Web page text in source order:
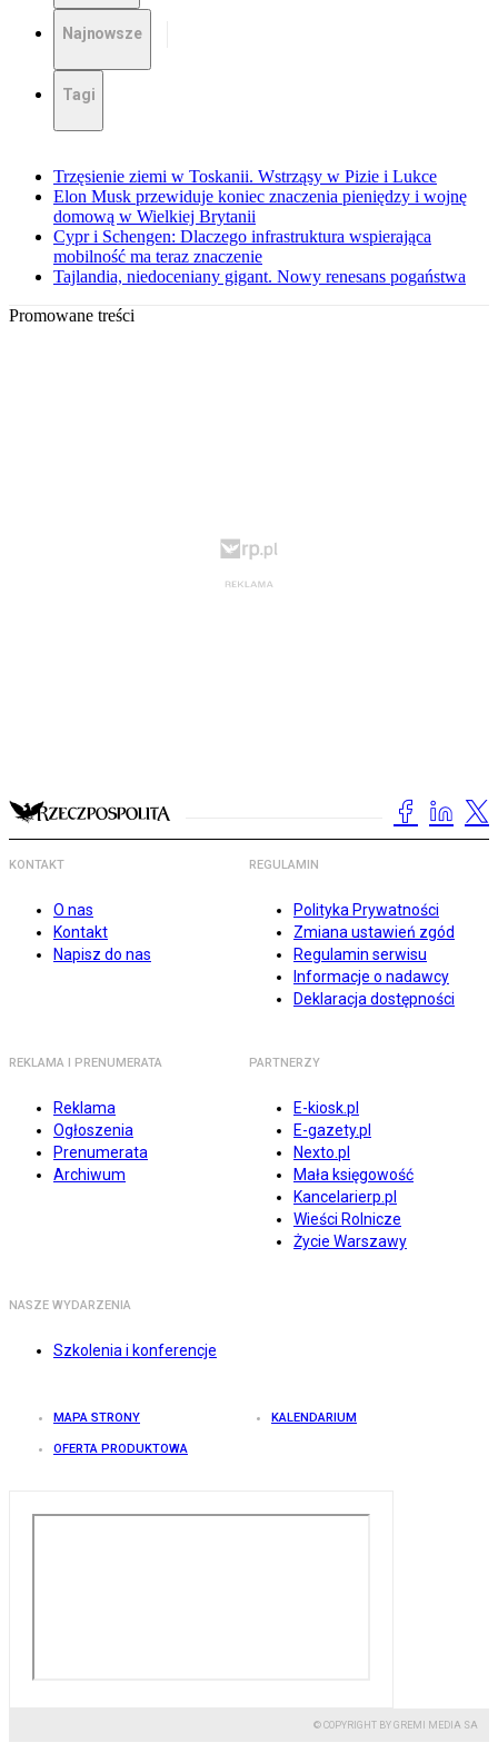
Najnowsze
Tagi
Trzęsienie ziemi w Toskanii. Wstrząsy w Pizie i Lukce
Elon Musk przewiduje koniec znaczenia pieniędzy i wojnę
domową w Wielkiej Brytanii
Cypr i Schengen: Dlaczego infrastruktura wspierająca
mobilność ma teraz znaczenie
Tajlandia, niedoceniany gigant. Nowy renesans pogaństwa
Promowane treści
KONTAKT
O nas
Kontakt
Napisz do nas
REGULAMIN
Polityka Prywatności
Zmiana ustawień zgód
Regulamin serwisu
Informacje o nadawcy
Deklaracja dostępności
REKLAMA I PRENUMERATA
Reklama
Ogłoszenia
Prenumerata
Archiwum
PARTNERZY
E-kiosk.pl
E-gazety.pl
Nexto.pl
Mała księgowość
Kancelarierp.pl
Wieści Rolnicze
Życie Warszawy
NASZE WYDARZENIA
Szkolenia i konferencje
MAPA STRONY KALENDARIUM
OFERTA PRODUKTOWA
© COPYRIGHT BY GREMI MEDIA SA